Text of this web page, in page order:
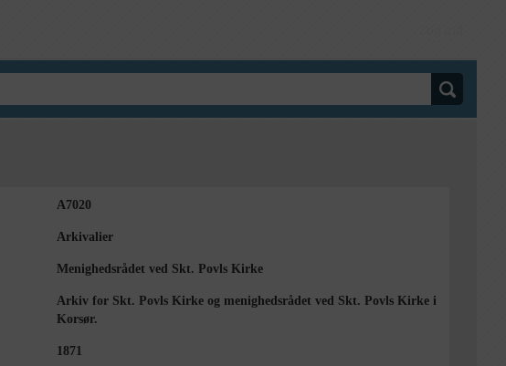
A7020
Arkivalier
Menighedsrådet ved Skt. Povls Kirke
Arkiv for Skt. Povls Kirke og menighedsrådet ved Skt. Povls Kirke i
Korsør.
1871